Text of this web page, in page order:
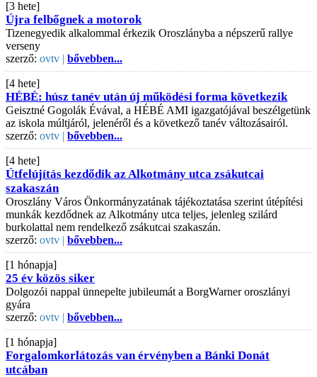
[3 hete]
Újra felbőgnek a motorok
Tizenegyedik alkalommal érkezik Oroszlányba a népszerű rallye
verseny
szerző: ovtv | bővebben...
[4 hete]
HÉBÉ: húsz tanév után új működési forma következik
Geisztné Gogolák Évával, a HÉBÉ AMI igazgatójával beszélgetünk
az iskola múltjáról, jelenéről és a következő tanév változásairól.
szerző: ovtv | bővebben...
[4 hete]
Útfelújítás kezdődik az Alkotmány utca zsákutcai
szakaszán
Oroszlány Város Önkormányzatának tájékoztatása szerint útépítési
munkák kezdődnek az Alkotmány utca teljes, jelenleg szilárd
burkolattal nem rendelkező zsákutcai szakaszán.
szerző: ovtv | bővebben...
[1 hónapja]
25 év közös siker
Dolgozói nappal ünnepelte jubileumát a BorgWarner oroszlányi
gyára
szerző: ovtv | bővebben...
[1 hónapja]
Forgalomkorlátozás van érvényben a Bánki Donát
utcában